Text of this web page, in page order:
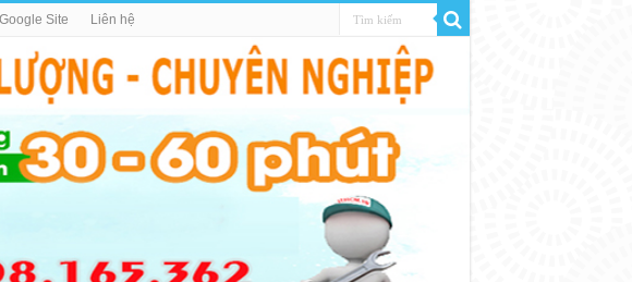
Google Site Liên hệ